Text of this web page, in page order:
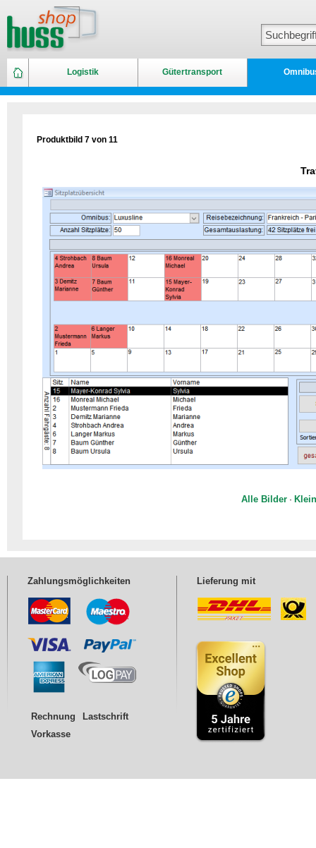
Logistik Gütertransport
Produktbild 7 von 11
Alle Bilder ·
Zahlungsmöglichkeiten
Rechnung
Lastschrift
Vorkasse
Lieferung mit